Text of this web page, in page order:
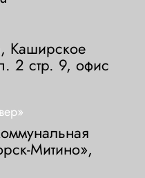
Каширское
2 стр. 9, офис
Митино»,